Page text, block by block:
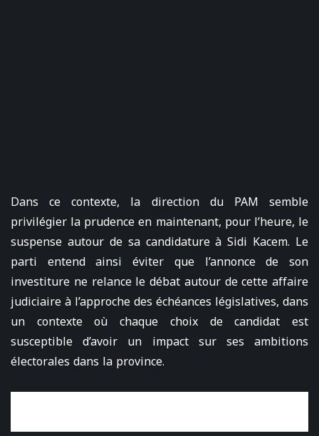
Dans ce contexte, la direction du PAM semble
privilégier la prudence en maintenant, pour l’heure, le
suspense autour de sa candidature à Sidi Kacem. Le
parti entend ainsi éviter que l’annonce de son
investiture ne relance le débat autour de cette affaire
judiciaire à l’approche des échéances législatives, dans
un contexte où chaque choix de candidat est
susceptible d’avoir un impact sur ses ambitions
électorales dans la province.